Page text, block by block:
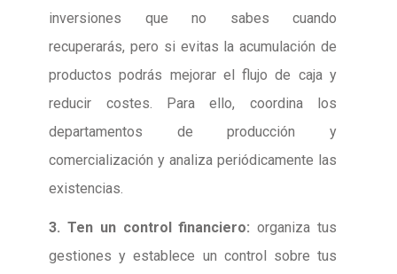
inversiones que no sabes cuando
recuperarás, pero si evitas la acumulación de
productos podrás mejorar el flujo de caja y
reducir costes. Para ello, coordina los
departamentos de producción y
comercialización y analiza periódicamente las
existencias.
3. Ten un control financiero: organiza tus
gestiones y establece un control sobre tus